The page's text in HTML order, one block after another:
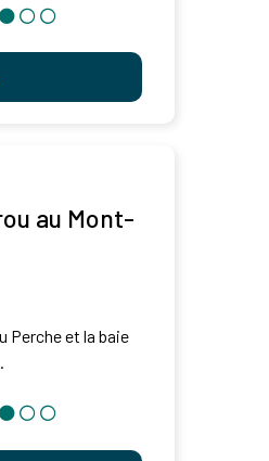
au Mont-
Perche et la baie